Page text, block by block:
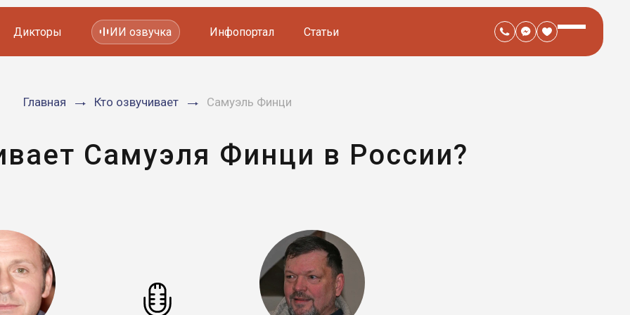
Мультфильмов
Дикторы ИИ озвучка Инфопортал Статьи
Главная Кто озвучивает Самуэль Финци
Самуэля Финци в России?